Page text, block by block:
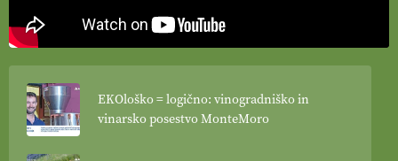
EKOloško = logično: vinogradniško in
vinarsko posestvo MonteMoro